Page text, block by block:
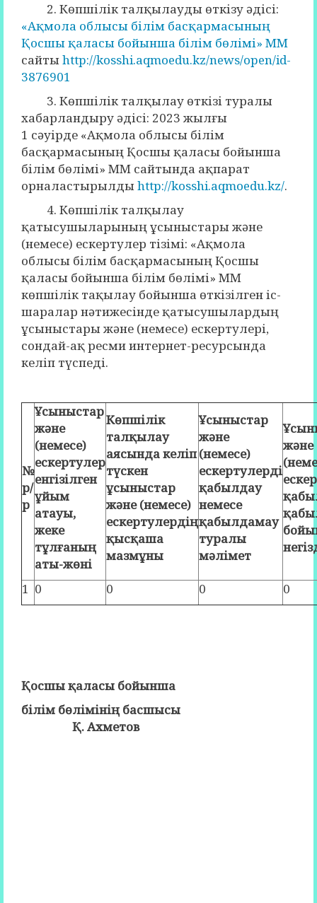
2. Көпшілік талқылауды өткізу әдісі:
«Ақмола облысы білім басқармасының
Қосшы қаласы бойынша білім бөлімі» ММ
сайтыhttp://kosshi.aqmoedu.kz/news/open/id-
3876901
3. Көпшілік талқылау өткізі туралы
хабарландыру әдісі: 2023 жылғы
1 сәуірде «Ақмола облысы білім
басқармасының Қосшы қаласы бойынша
білім бөлімі» ММ сайтында ақпарат
орналастырылдыhttp://kosshi.aqmoedu.kz/.
4. Көпшілік талқылау
қатысушыларының ұсыныстары және
(немесе) ескертулер тізімі: «Ақмола
облысы білім басқармасының Қосшы
қаласы бойынша білім бөлімі» ММ
көпшілік тақылау бойынша өткізілген іс-
шаралар нәтижесінде қатысушылардың
ұсыныстары және (немесе) ескертулері,
сондай-ақ ресми интернет-ресурсында
келіп түспеді.
№
р/
р
Ұсыныстар
және
(немесе)
ескертулер
енгізілген
ұйым
атауы,
жеке
тұлғаның
аты-жөні
Көпшілік
талқылау
аясында келіп
түскен
ұсыныстар
және (немесе)
ескертулердің
қысқаша
мазмұны
Ұсыныстар
және
(немесе)
ескертулерді
қабылдау
немесе
қабылдамау
туралы
мәлімет
және
1 0 0 0 0
Қосшы қаласы бойынша
білім бөлімінің басшысы
Қ. Ахметов